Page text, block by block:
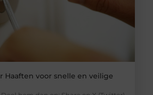
Haaften voor snelle en veilige